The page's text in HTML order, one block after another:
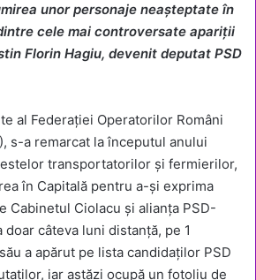
unor personaje neașteptate în
cele mai controversate apariții
Florin Hagiu, devenit deputat PSD
al Federației Operatorilor Români
s-a remarcat la începutul anului
transportatorilor și fermierilor,
în Capitală pentru a-și exprima
Cabinetul Ciolacu și alianța PSD-
doar câteva luni distanță, pe 1
a apărut pe lista candidaților PSD
iar astăzi ocupă un fotoliu de